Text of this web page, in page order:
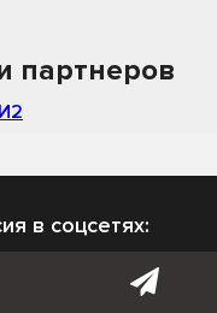
партнеров
в соцсетях: